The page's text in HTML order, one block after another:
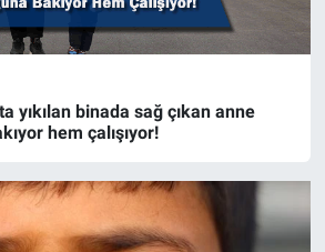
yıkılan binada sağ çıkan anne
hem çalışıyor!